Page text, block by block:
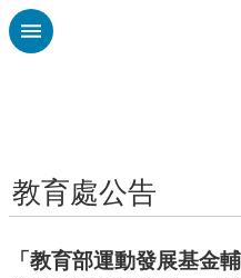
跳到主要內容區塊
認
廣
興
教育處公告
「教育部運動發展基金